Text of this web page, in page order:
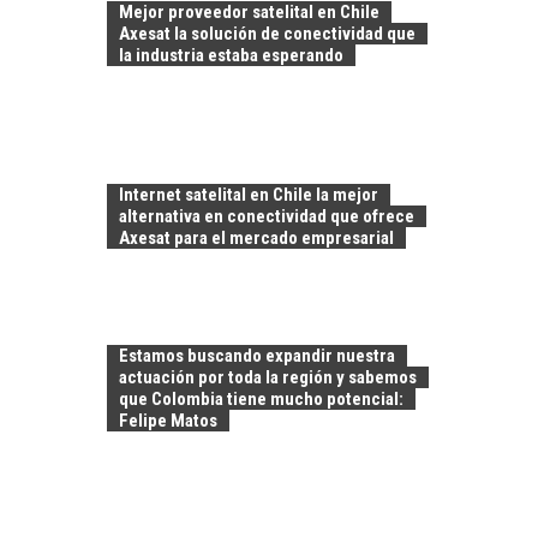
Mejor proveedor satelital en Chile
Axesat la solución de conectividad que
la industria estaba esperando
Internet satelital en Chile la mejor
alternativa en conectividad que ofrece
Axesat para el mercado empresarial
Estamos buscando expandir nuestra
actuación por toda la región y sabemos
que Colombia tiene mucho potencial:
Felipe Matos
CHILE:
ALTERNATIVAS MÁS
ALLÁ DEL CRÉDITO
alternativas que
trascienden el
crédito…
LOS SERVICIOS
DIGITALES
EXPORTADOS DESDE